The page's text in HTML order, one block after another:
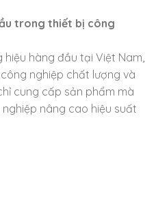
trong thiết bị công
hàng đầu tại Việt Nam,
nghiệp chất lượng và
cung cấp sản phẩm mà
nâng cao hiệu suất